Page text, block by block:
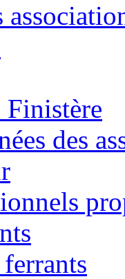
Finistère
des